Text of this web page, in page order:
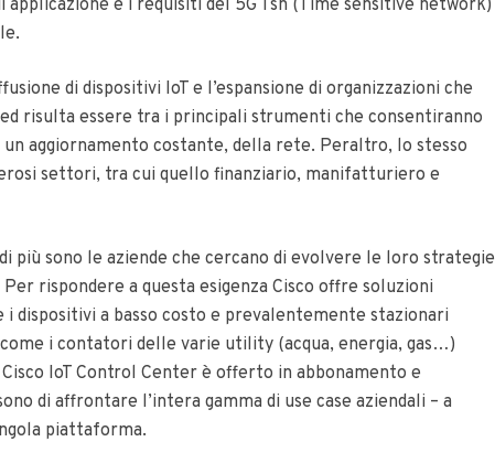
e i requisiti del 5G Tsn (Time sensitive network)
di dispositivi IoT e l’espansione di organizzazioni che
risulta essere tra i principali strumenti che consentiranno
aggiornamento costante, della rete. Peraltro, lo stesso
settori, tra cui quello finanziario, manifatturiero e
più sono le aziende che cercano di evolvere le loro strategie
rispondere a questa esigenza Cisco offre soluzioni
dispositivi a basso costo e prevalentemente stazionari
i contatori delle varie utility (acqua, energia, gas…)
Cisco IoT Control Center è offerto in abbonamento e
di affrontare l’intera gamma di use case aziendali – a
piattaforma.